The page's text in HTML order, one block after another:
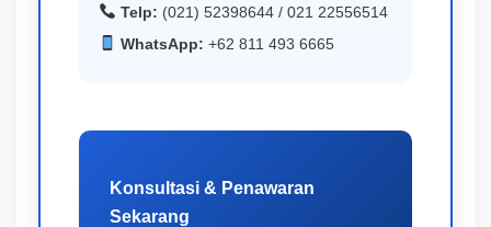
Telp: (021) 52398644 / 021 22556514
WhatsApp: +62 811 493 6665
Konsultasi & Penawaran
Sekarang